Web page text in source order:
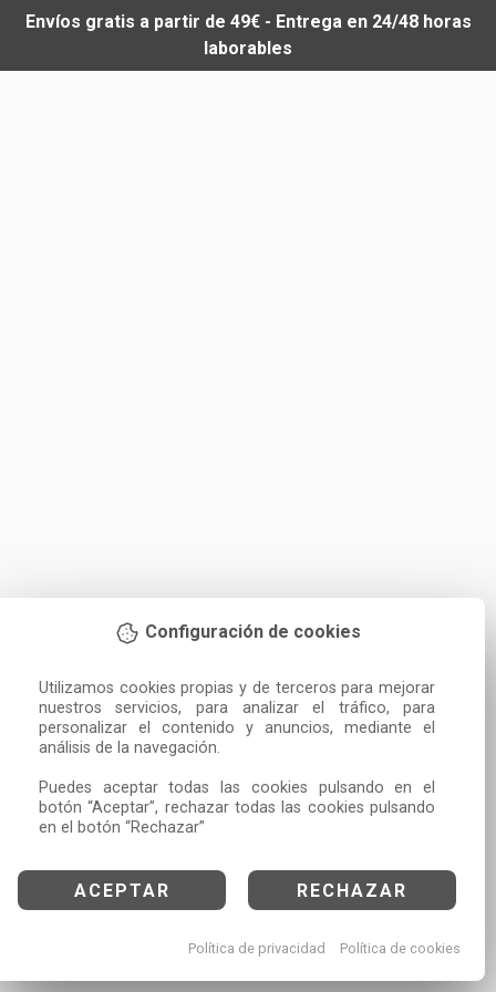
Configuración de cookies
Utilizamos cookies propias y de terceros para mejorar
nuestros servicios, para analizar el tráfico, para
personalizar el contenido y anuncios, mediante el
análisis de la navegación.
Puedes aceptar todas las cookies pulsando en el
botón “Aceptar”, rechazar todas las cookies pulsando
en el botón “Rechazar”
ACEPTAR RECHAZAR
Política de privacidad Política de cookies
Envíos gratis a partir de 49€ - Entrega en 24/48 horas
laborables